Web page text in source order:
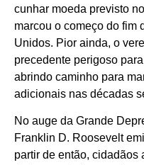
cunhar moeda previsto
marcou o começo do fim
Unidos. Pior ainda, o
precedente perigoso
abrindo caminho para
adicionais nas décadas
No auge da Grande
Franklin D. Roosevelt
partir de então, cidadãos